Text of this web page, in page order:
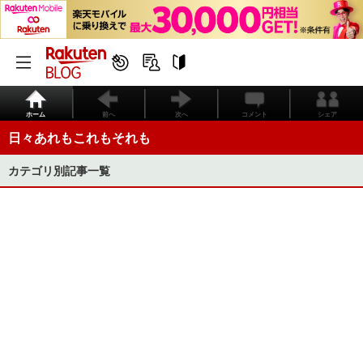
ホーム 前へ 次へ コメント シェア
日々あれもこれもそれも
カテゴリ別記事一覧